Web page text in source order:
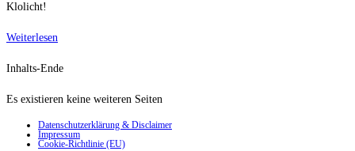
Klolicht!
Weiterlesen
Inhalts-Ende
Es existieren keine weiteren Seiten
Datenschutzerklärung & Disclaimer
Impressum
Cookie-Richtlinie (EU)